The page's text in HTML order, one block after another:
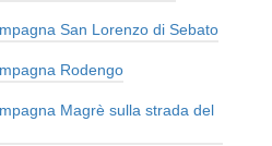
San Lorenzo di Sebato
Rodengo
Magrè sulla strada del